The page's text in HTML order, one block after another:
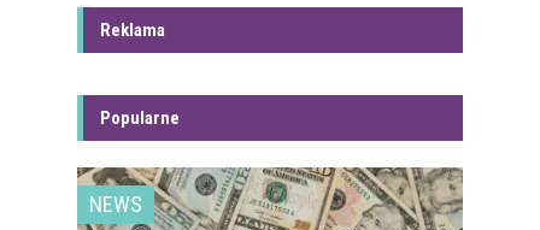
Reklama
Popularne
NEWS